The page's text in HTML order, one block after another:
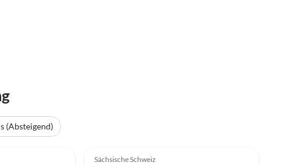
(Absteigend)
Sächsische Schweiz